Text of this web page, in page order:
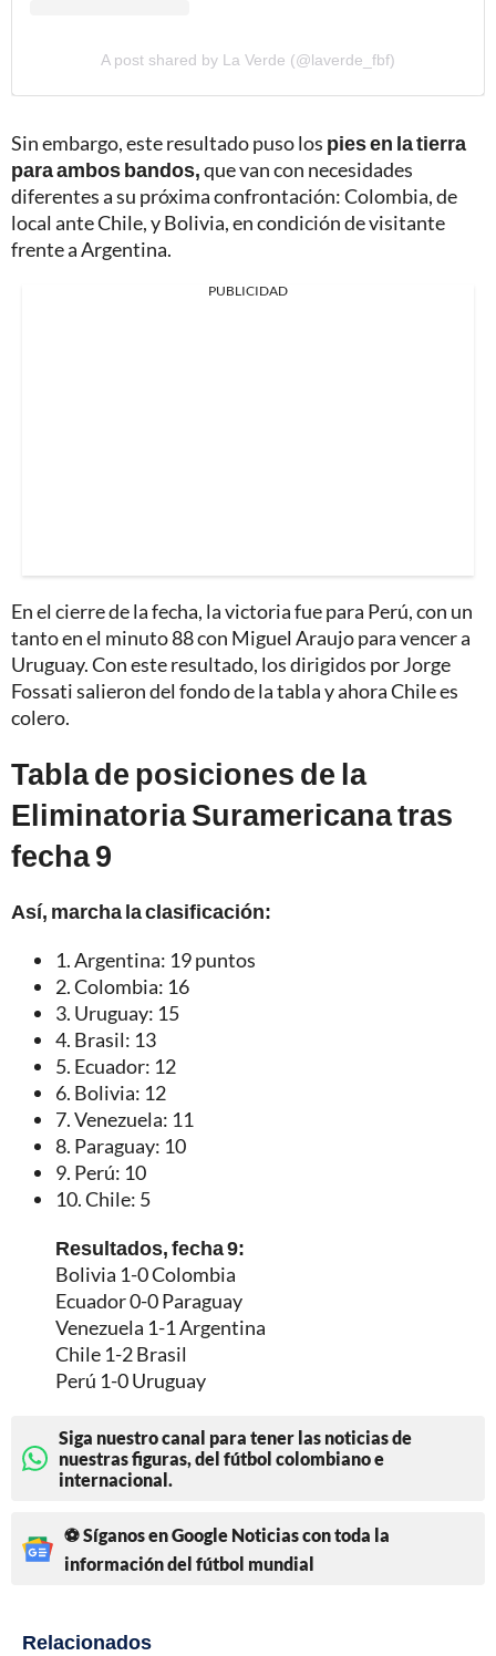
A post shared by La Verde (@laverde_fbf)
Sin embargo, este resultado puso los pies en la tierra
para ambos bandos,que van con necesidades
diferentes a su próxima confrontación: Colombia, de
local ante Chile, y Bolivia, en condición de visitante
frente a Argentina.
PUBLICIDAD
En el cierre de la fecha, la victoria fue para Perú, con un
tanto en el minuto 88 con Miguel Araujo para vencer a
Uruguay. Con este resultado, los dirigidos por Jorge
Fossati salieron del fondo de la tabla y ahora Chile es
colero.
Tabla de posiciones de la
Eliminatoria Suramericana tras
fecha 9
Así, marcha la clasificación:
1. Argentina: 19 puntos
2. Colombia: 16
3. Uruguay: 15
4. Brasil: 13
5. Ecuador: 12
6. Bolivia: 12
7. Venezuela: 11
8. Paraguay: 10
9. Perú: 10
10. Chile: 5
Resultados, fecha 9:
Bolivia 1-0 Colombia
Ecuador 0-0 Paraguay
Venezuela 1-1 Argentina
Chile 1-2 Brasil
Perú 1-0 Uruguay
Siga nuestro canal para tener las noticias de
nuestras figuras, del fútbol colombiano e
internacional.
⚽ Síganos en Google Noticias con toda la
información del fútbol mundial
Relacionados